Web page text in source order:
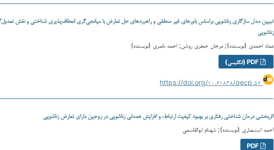
تبیین مدل سازگاری زناشویی براساس باورهای غیر منطقی و راهبردهای حل تعارض با میانجی‌گری انعطاف‌پذیری شناختی و نقش
زناشویی
عماد احمدی (نویسنده); مرجان جعفری روشن; احمد باصری (نویسنده)
اثربخشی درمان شناختی رفتاری بر بهبود کیفیت ارتباط، و افزایش همدلی زناشویی در زوجین دارای تعارض زناشویی
احمد استبصاری (نویسنده); شهنام ابوالقاسمی